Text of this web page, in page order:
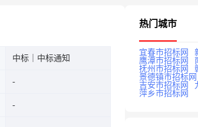
中标｜中标通知
热门城市
宜春市招标网
鹰潭市招标网
抚州市招标网
景德镇市招标网
吉安市招标网
萍乡市招标网